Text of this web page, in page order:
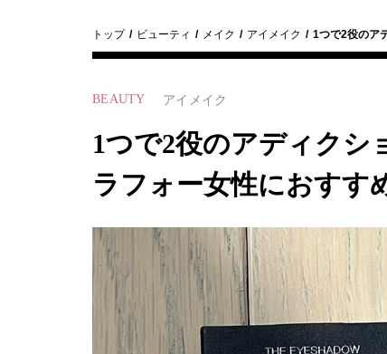
トップ ビューティ メイク アイメイク 1つで2役のア
BEAUTY アイメイク
1つで2役のアディクシ
ラフォー女性におすす